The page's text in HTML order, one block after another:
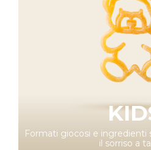
Formati giocosi e ingredienti
il sorriso a